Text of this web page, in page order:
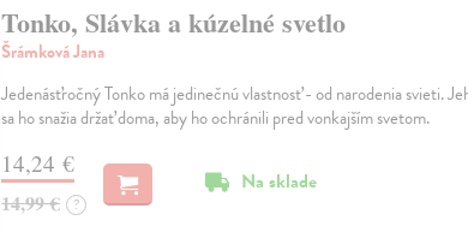
Tonko, Slávka a kúzelné svetlo
Šrámková Jana
Jedenásťročný Tonko má jedinečnú vlastnosť - od narodenia svieti.
sa ho snažia držať doma, aby ho ochránili pred vonkajším svetom.
14,24 €
14,99 € ?
Na sklade